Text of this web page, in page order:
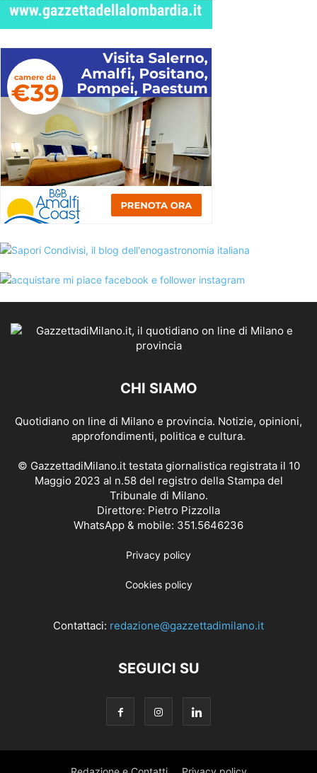
CHI SIAMO
Quotidiano on line di Milano e provincia. Notizie, opinioni,
approfondimenti, politica e cultura.
© GazzettadiMilano.it testata giornalistica registrata il 10
Maggio 2023 al n.58 del registro della Stampa del
Tribunale di Milano.
Direttore: Pietro Pizzolla
WhatsApp & mobile: 351.5646236
Privacy policy
Cookies policy
Contattaci: redazione@gazzettadimilano.it
SEGUICI SU